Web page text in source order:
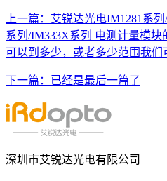
上一篇： 艾锐达光电IM1281系
系列/IM333X系列 电测计量模
可以到多少，或者多少范围我们
下一篇： 已经是最后一篇了
深圳市艾锐达光电有限公司